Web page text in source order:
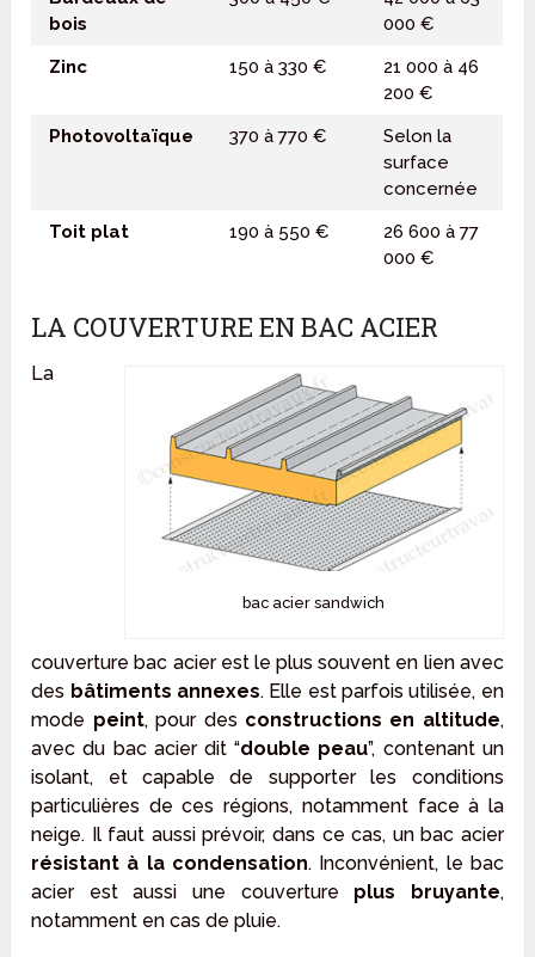
bois
000 €
Zinc
150 à 330 €
21 000 à 46
200 €
Photovoltaïque
370 à 770 €
Selon la
surface
concernée
Toit plat
190 à 550 €
26 600 à 77
000 €
LA COUVERTURE EN BAC ACIER
bac acier sandwich
La
couverture bac acier est le plus souvent en lien avec
des bâtiments annexes. Elle est parfois utilisée, en
mode peint, pour des constructions en altitude,
avec du bac acier dit “double peau”, contenant un
isolant, et capable de supporter les conditions
particulières de ces régions, notamment face à la
neige. Il faut aussi prévoir, dans ce cas, un bac acier
résistant à la condensation. Inconvénient, le bac
acier est aussi une couverture plus bruyante,
notamment en cas de pluie.